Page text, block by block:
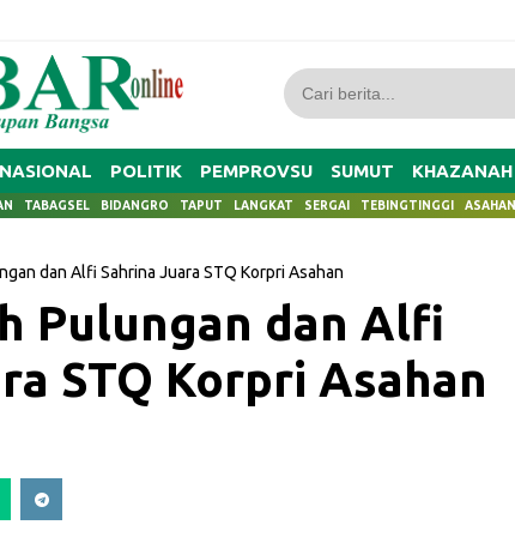
NASIONAL POLITIK PEMPROVSU SUMUT KHAZANAH
TABAGSEL BIDANGRO TAPUT LANGKAT SERGAI TEBINGTINGGI ASAHAN
dan Alfi Sahrina Juara STQ Korpri Asahan
Pulungan dan Alfi
STQ Korpri Asahan